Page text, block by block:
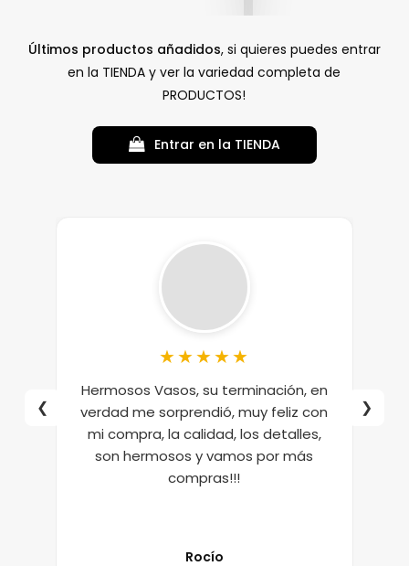
Últimos productos añadidos, si quieres puedes entrar
en la TIENDA y ver la variedad completa de
PRODUCTOS!
Entrar en la TIENDA
❮
★★★★★
Hermosos Vasos, su terminación, en
verdad me sorprendió, muy feliz con
mi compra, la calidad, los detalles,
son hermosos y vamos por más
compras!!!
Rocío
❯